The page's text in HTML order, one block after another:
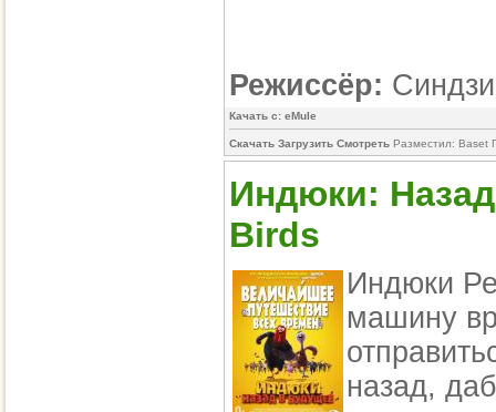
Режиссёр:
Качать с: eMule
Скачать Загрузить Смотреть Разместил: Baset
Индюки:
Birds
Индюки
машину
назад,